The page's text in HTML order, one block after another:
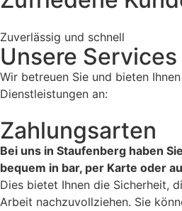
Zuverlässig und schnell
Unsere Services
Wir betreuen Sie und bieten
Dienstleistungen an:
Zahlungsarten
Bei uns in Staufenberg haben
bequem in bar, per Karte oder
Dies bietet Ihnen die Sicherheit,
Arbeit nachzuvollziehen. Sie